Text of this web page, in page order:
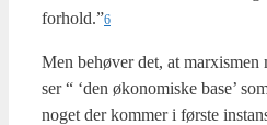
forhold.”6
Men behø­ver det, at
ser “ ‘den øko­no­mi­ske base’
noget der kom­mer i før­ste